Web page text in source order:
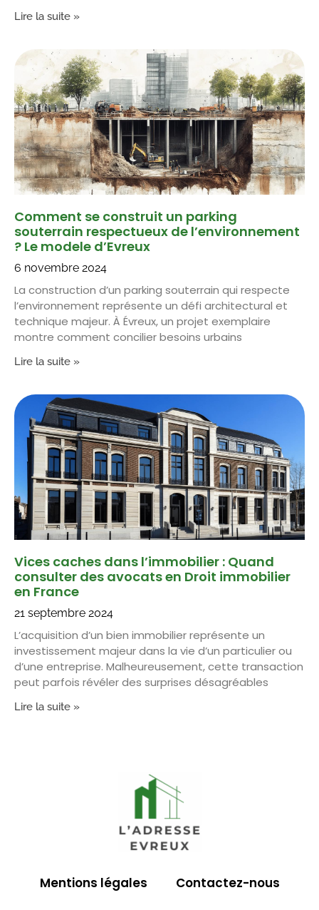
Lire la suite »
Comment se construit un parking
souterrain respectueux de l’environnement
? Le modele d’Evreux
6 novembre 2024
La construction d’un parking souterrain qui respecte
l’environnement représente un défi architectural et
technique majeur. À Évreux, un projet exemplaire
montre comment concilier besoins urbains
Lire la suite »
Vices caches dans l’immobilier : Quand
consulter des avocats en Droit immobilier
en France
21 septembre 2024
L’acquisition d’un bien immobilier représente un
investissement majeur dans la vie d’un particulier ou
d’une entreprise. Malheureusement, cette transaction
peut parfois révéler des surprises désagréables
Lire la suite »
Mentions légales Contactez-nous